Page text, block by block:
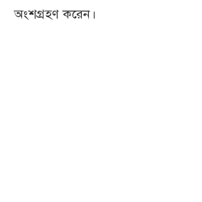
অংশগ্রহণ করেন।